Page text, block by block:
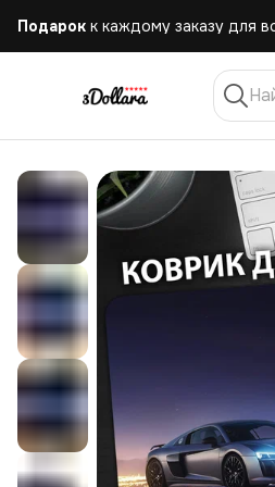
Бесплатная доставка при